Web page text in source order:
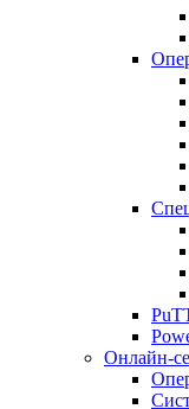
Онлайн-